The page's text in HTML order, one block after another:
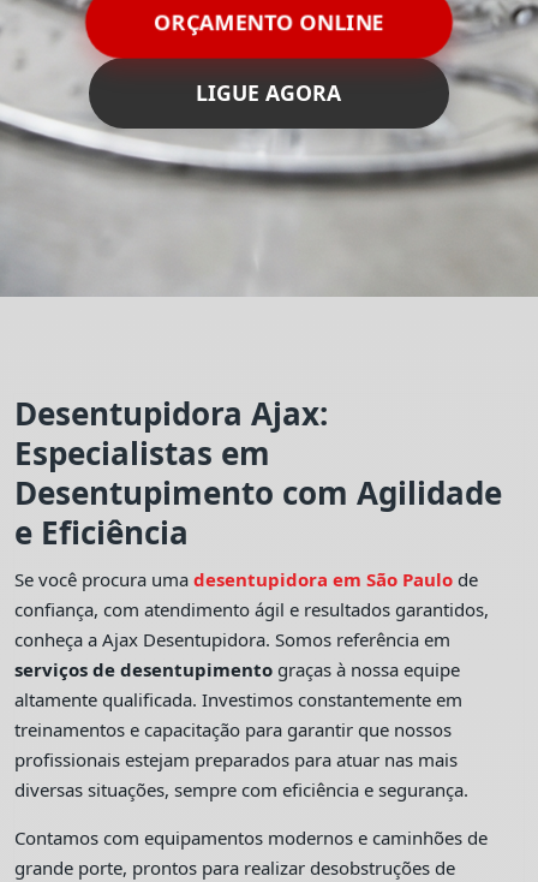
ORÇAMENTO ONLINE
LIGUE AGORA
Desentupidora Ajax:
Especialistas em
Desentupimento com Agilidade
e Eficiência
Se você procura umadesentupidora em São Paulo de
confiança, com atendimento ágil e resultados garantidos,
conheça a Ajax Desentupidora. Somos referência em
serviços de desentupimento graças à nossa equipe
altamente qualificada. Investimos constantemente em
treinamentos e capacitação para garantir que nossos
profissionais estejam preparados para atuar nas mais
diversas situações, sempre com eficiência e segurança.
Contamos com equipamentos modernos e caminhões de
grande porte, prontos para realizar desobstruções de